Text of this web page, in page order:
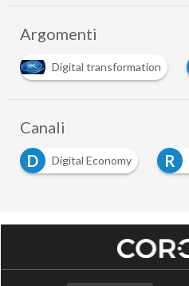
Argomenti
I intelligenza artificiale
Canali
D
Digital Economy R